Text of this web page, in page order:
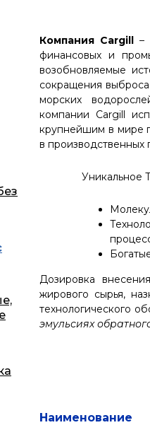
Компания Cargill –
финансовых и
возобновляемые
сокращения выброса
морских
компании Cargill
крупнейшим в мире
в производственных
Уникальное
Дозировка
жирового сырья,
технологического
эмульсиях
Наименование